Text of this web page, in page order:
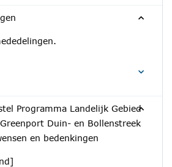
Programma Landelijk Gebied
Duin- en Bollenstreek
en bedenkingen